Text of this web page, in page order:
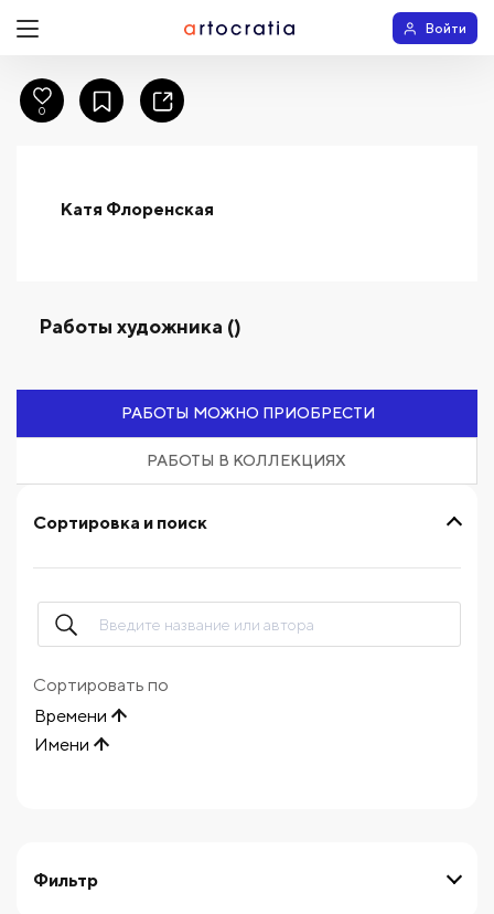
Войти
Катя Флоренская
Работы художника ()
РАБОТЫ МОЖНО ПРИОБРЕСТИ
РАБОТЫ В КОЛЛЕКЦИЯХ
Фильтр
Сортировка и поиск
Сортировать по
Времени
Имени
0